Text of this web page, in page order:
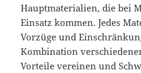
Hauptmaterialien, die bei
Einsatz kommen. Jedes
Vorzüge und
Kombination
Vorteile vereinen und